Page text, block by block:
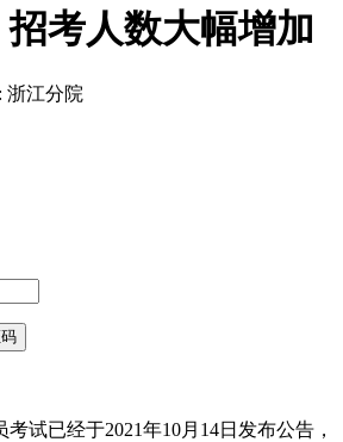
考人数大幅增加
浙江分院
考试已经于2021年10月14日发布公告，